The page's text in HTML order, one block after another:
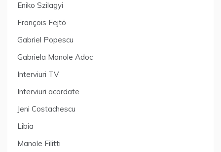
Eniko Szilagyi
François Fejtö
Gabriel Popescu
Gabriela Manole Adoc
Interviuri TV
Interviuri acordate
Jeni Costachescu
Libia
Manole Filitti